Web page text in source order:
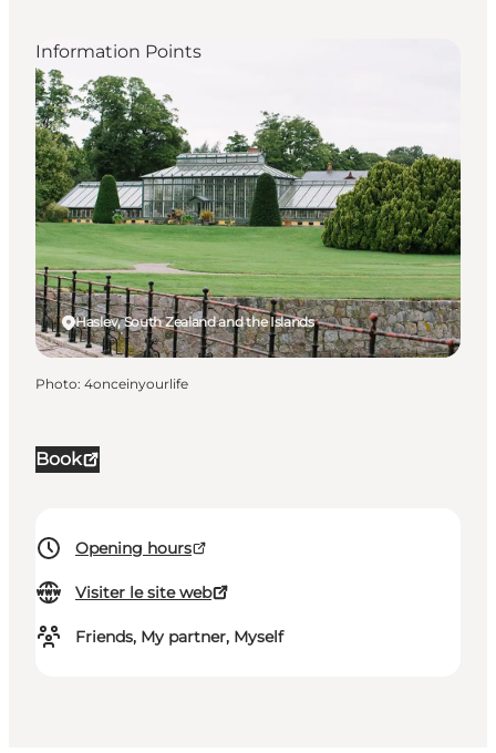
Book
Opening hours
Visiter le site web
Friends, My partner, Myself
Haslev, South Zealand and the Islands
Information Points
Photo: 4onceinyourlife